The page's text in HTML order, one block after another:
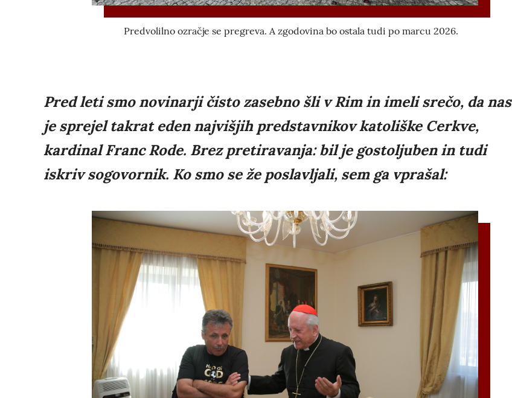
Predvolilno ozračje se pregreva. A zgodovina bo ostala tudi po marcu 2026.
Pred leti smo novinarji čisto zasebno šli v Rim in imeli srečo, da nas
je sprejel takrat eden najvišjih predstavnikov katoliške Cerkve,
kardinal Franc Rode. Brez pretiravanja: bil je gostoljuben in tudi
iskriv sogovornik. Ko smo se že poslavljali, sem ga vprašal: